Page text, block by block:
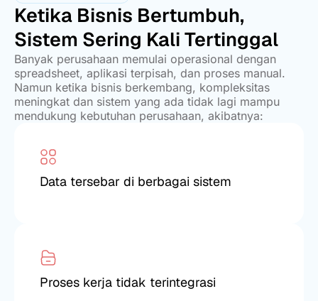
Ketika Bisnis Bertumbuh,
Sistem Sering Kali Tertinggal
Banyak perusahaan memulai operasional dengan
spreadsheet, aplikasi terpisah, dan proses manual.
Namun ketika bisnis berkembang, kompleksitas
meningkat dan sistem yang ada tidak lagi mampu
mendukung kebutuhan perusahaan, akibatnya:
Data tersebar di berbagai sistem
Proses kerja tidak terintegrasi